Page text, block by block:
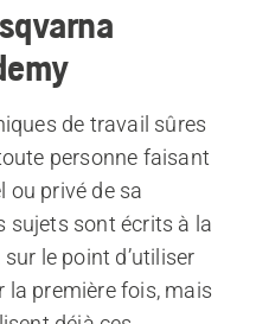
de travail sûres
personne faisant
ou privé de sa
sujets sont écrits à la
le point d’utiliser
la première fois, mais